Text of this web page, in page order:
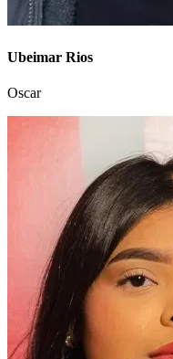
Ubeimar Rios
Oscar